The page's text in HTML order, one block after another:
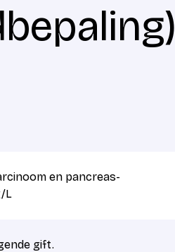
en pancreas-
L
gift.